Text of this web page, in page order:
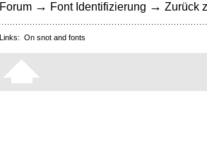
Forum → Font Identifizierung → Zurück
Links: On snot and fonts